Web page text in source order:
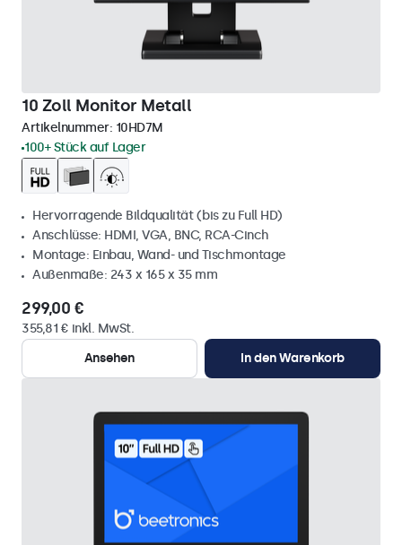
10 Zoll Monitor Metall
Artikelnummer: 10HD7M
100+ Stück auf Lager
Hervorragende Bildqualität (bis zu Full HD)
Anschlüsse: HDMI, VGA, BNC, RCA-Cinch
Montage: Einbau, Wand- und Tischmontage
Außenmaße: 243 x 165 x 35 mm
299,00 €
355,81 € inkl. MwSt.
Ansehen
In den Warenkorb